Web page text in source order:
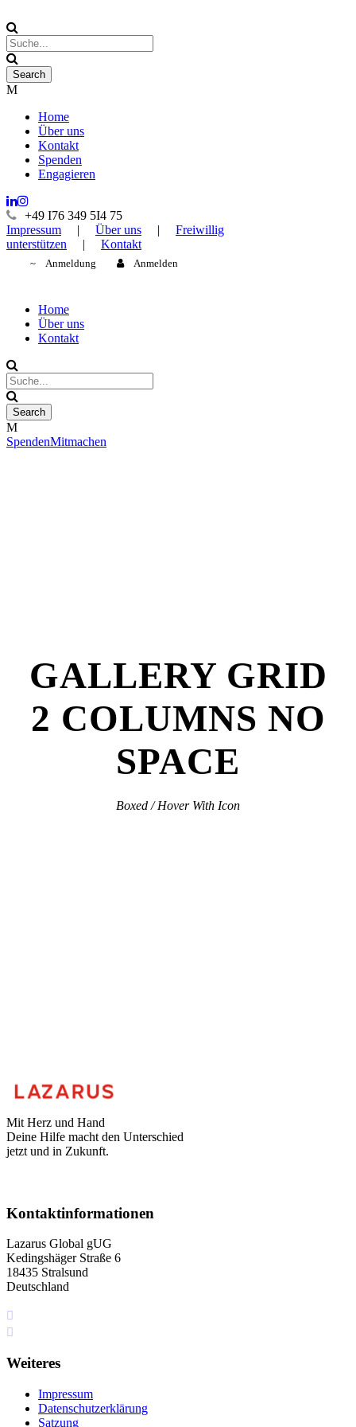
Home
Über uns
Kontakt
Spenden
Engagieren
+49 I76 349 5I4 75
Impressum
| Über uns |
Freiwillig
unterstützen
| Kontakt
Anmeldung Anmelden
Home
Über uns
Kontakt
SpendenMitmachen
GALLERY GRID
2 COLUMNS NO
SPACE
Boxed / Hover With Icon
Mit Herz und Hand
Deine Hilfe macht den Unterschied
jetzt und in Zukunft.
Kontaktinformationen
Lazarus Global gUG
Kedingshäger Straße 6
18435 Stralsund
Deutschland
Weiteres
Impressum
Datenschutzerklärung
Satzung